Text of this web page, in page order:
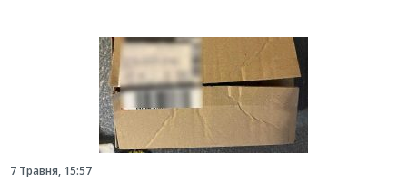
7 Травня, 15:57